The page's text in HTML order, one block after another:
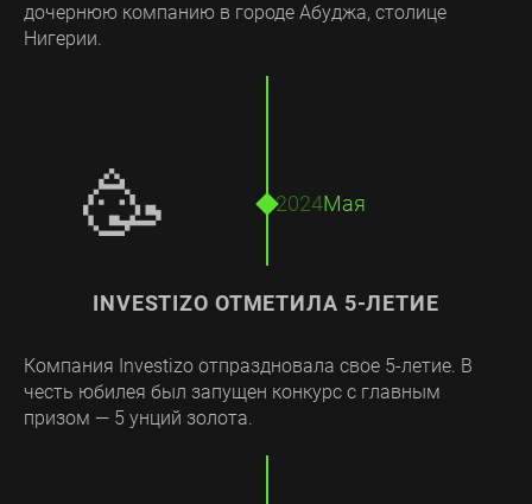
дочернюю компанию в городе Абуджа, столице
Нигерии.
INVESTIZO ОТМЕТИЛА 5-ЛЕТИЕ
Компания Investizo отпраздновала свое 5-летие. В
честь юбилея был запущен конкурс с главным
призом — 5 унций золота.
Мая
2024
🥳